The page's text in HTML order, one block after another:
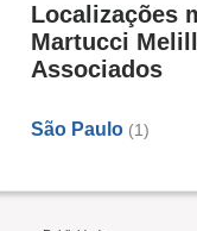
Localizações
Martucci
Associados
São Paulo (1)